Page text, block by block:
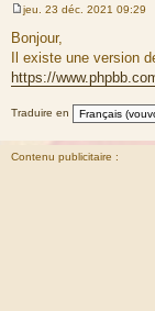
M
s
s
a
g
jeu. 23 déc. 2021 09:29
Bonjour,
Il existe une version
https://
Traduire en
Contenu publicitaire :